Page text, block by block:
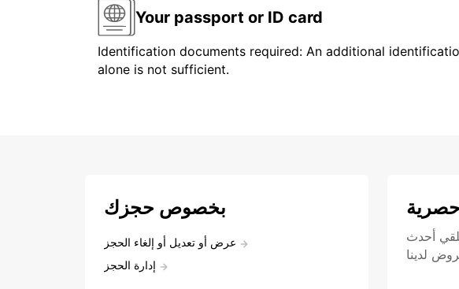
Your passport or ID card
Identification documents required: An additional
alone is not sufficient.
بخصوص حجزك
عرض أو تعديل أو إلغاء الحجز
إدارة الحجز
أحدث
لدينا